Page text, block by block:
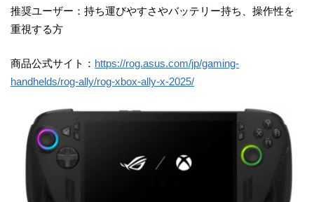
推奨ユーザー：持ち運びやすさやバッテリー持ち、操作性を
重視する方
商品公式サイト： https://rog.asus.com/jp/gaming-
handhelds/rog-ally/rog-xbox-ally-x-2025/